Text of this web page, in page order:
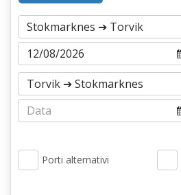
Porti alternativi